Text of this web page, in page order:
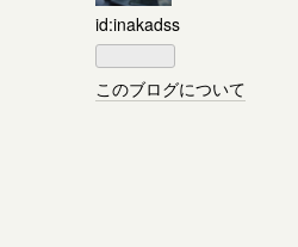
id:inakadss
このブログについて